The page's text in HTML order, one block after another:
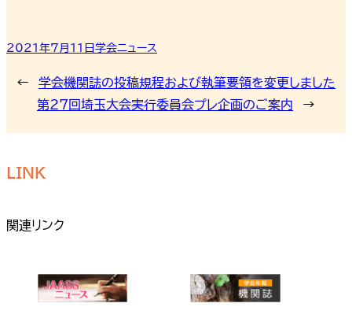
2021年7月11日 学会ニュース
←
学会機関誌の投稿規程および執筆要領を変更しました
第27回埼玉大会実行委員会プレ企画のご案内
→
LINK
関連リンク